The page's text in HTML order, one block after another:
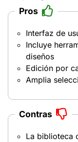
Pros
Interfaz de
Incluye
diseños
Edición por
Amplia
Contras
La biblioteca